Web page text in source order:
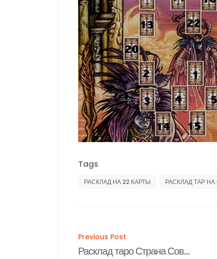
Tags
РАСКЛАД НА 22 КАРТЫ РАСКЛАД ТАР
Post
Previous Post
Расклад таро Страна Советов